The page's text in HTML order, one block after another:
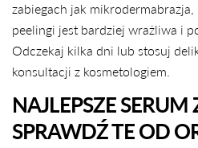
zabiegach jak
peelingi jest bardziej wrażliwa i
Odczekaj kilka dni lub stosuj
konsultacji z kosmetologiem.
NAJLEPSZE
SPRAWDŹ TE OD